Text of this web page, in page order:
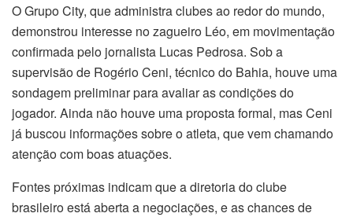
O Grupo City, que administra clubes ao redor do mundo,
demonstrou interesse no zagueiro Léo, em movimentação
confirmada pelo jornalista Lucas Pedrosa. Sob a
supervisão de Rogério Ceni, técnico do Bahia, houve uma
sondagem preliminar para avaliar as condições do
jogador. Ainda não houve uma proposta formal, mas Ceni
já buscou informações sobre o atleta, que vem chamando
atenção com boas atuações.
Fontes próximas indicam que a diretoria do clube
brasileiro está aberta a negociações, e as chances de